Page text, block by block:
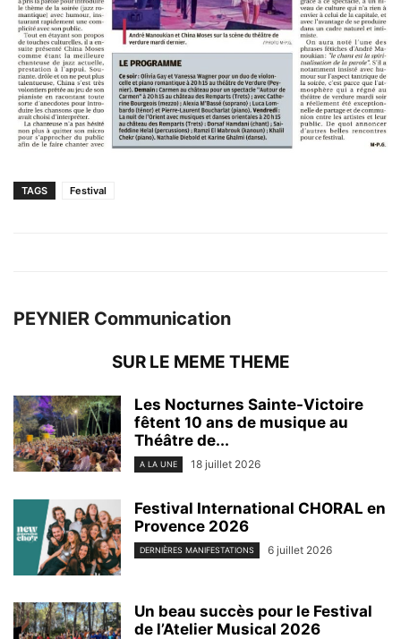
TAGS Festival
PEYNIER Communication
SUR LE MEME THEME
Les Nocturnes Sainte-Victoire
fêtent 10 ans de musique au
Théâtre de...
A LA UNE 18 juillet 2026
Festival International CHORAL en
Provence 2026
DERNIÈRES MANIFESTATIONS 6 juillet 2026
Un beau succès pour le Festival
de l’Atelier Musical 2026